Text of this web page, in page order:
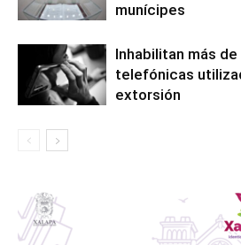
munícipes
Inhabilitan más
telefónicas
extorsión